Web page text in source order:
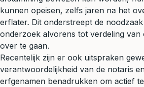
kunnen opeisen, zelfs jaren na het
erflater. Dit onderstreept de
onderzoek alvorens tot verdeling van
over te gaan.
Recentelijk zijn er ook uitspraken
verantwoordelijkheid van de notaris
erfgenamen benadrukken om actief